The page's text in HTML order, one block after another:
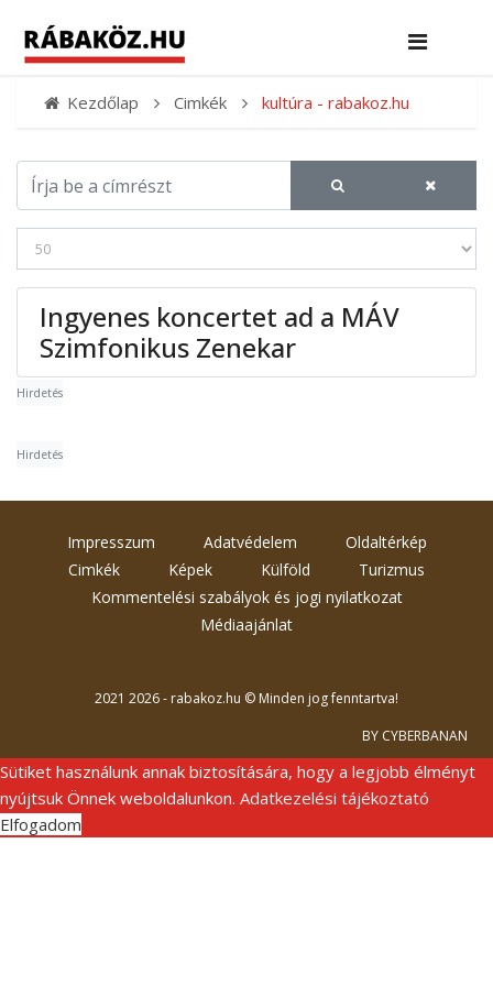
Kezdőlap Cimkék kultúra - rabakoz.hu
Ingyenes koncertet ad a MÁV
Szimfonikus Zenekar
Hirdetés
Hirdetés
Impresszum Adatvédelem
Oldaltérkép
Cimkék
Képek Külföld
Turizmus
Kommentelési szabályok és jogi nyilatkozat
Médiaajánlat
2021 2026 - rabakoz.hu © Minden jog fenntartva!
BY CYBERBANAN
Sütiket használunk annak biztosítására, hogy a legjobb élményt
nyújtsuk Önnek weboldalunkon. Adatkezelési tájékoztató
Elfogadom